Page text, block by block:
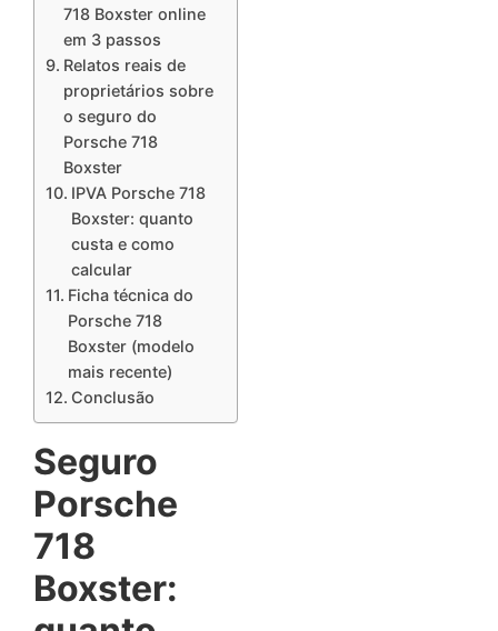
718 Boxster online
em 3 passos
Relatos reais de
proprietários sobre
o seguro do
Porsche 718
Boxster
IPVA Porsche 718
Boxster: quanto
custa e como
calcular
Ficha técnica do
Porsche 718
Boxster (modelo
mais recente)
Conclusão
Seguro
Porsche
718
Boxster: